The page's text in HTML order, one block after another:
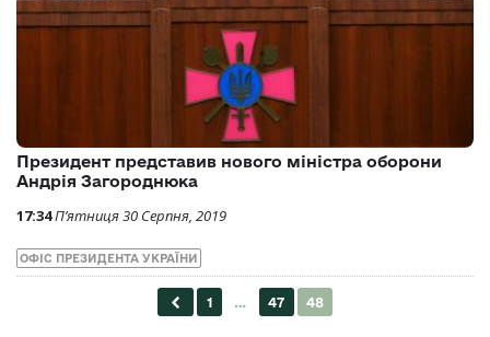
Президент представив нового міністра оборони
Андрія Загороднюка
17:34П’ятниця 30 Серпня, 2019
ОФІС ПРЕЗИДЕНТА УКРАЇНИ